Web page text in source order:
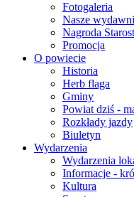
Fotogaleria
Nasze
Nagroda
Promocja
O powiecie
Historia
Herb flaga
Gminy
Powiat dziś -
Rozkłady jazdy
Biuletyn
Wydarzenia
Wydarzenia
Informacje -
Kultura